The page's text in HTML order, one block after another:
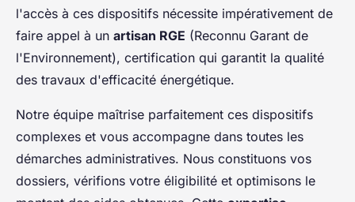
l'accès à ces dispositifs nécessite impérativement de
faire appel à un artisan RGE (Reconnu Garant de
l'Environnement), certification qui garantit la qualité
des travaux d'efficacité énergétique.
Notre équipe maîtrise parfaitement ces dispositifs
complexes et vous accompagne dans toutes les
démarches administratives. Nous constituons vos
dossiers, vérifions votre éligibilité et optimisons le